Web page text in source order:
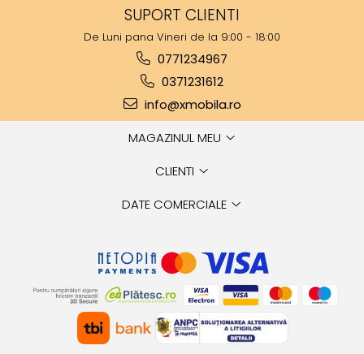
SUPORT CLIENTI
De Luni pana Vineri de la 9:00 - 18:00
0771234967
0371231612
info@xmobila.ro
MAGAZINUL MEU
CLIENTI
DATE COMERCIALE